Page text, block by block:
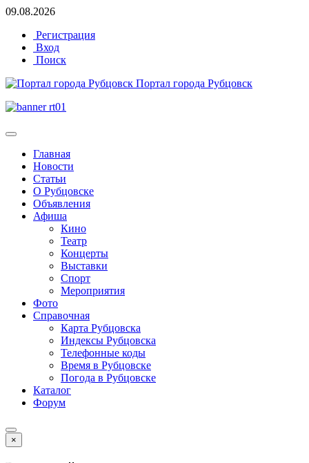
09.08.2026
Регистрация
Вход
Поиск
Портал города Рубцовск
Главная
Новости
Статьи
О Рубцовске
Объявления
Афиша
Кино
Театр
Концерты
Выставки
Спорт
Мероприятия
Фото
Справочная
Карта Рубцовска
Индексы Рубцовска
Телефонные коды
Время в Рубцовске
Погода в Рубцовске
Каталог
Форум
×